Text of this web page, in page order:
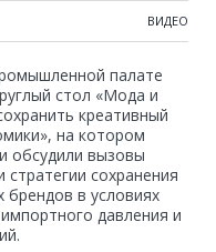
ВИДЕО
палате
стол «Мода и
креативный
на котором
обсудили вызовы
сохранения
брендов в условиях
давления и